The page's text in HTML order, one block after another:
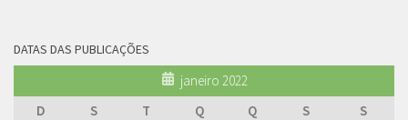
DATAS DAS PUBLICAÇÕES
janeiro 2022
D
S T Q Q S
S